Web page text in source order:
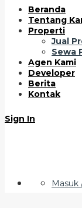
Beranda
Tentang
Properti
Jual
Sewa
Agen Kami
Developer
Berita
Kontak
Sign In
Masuk